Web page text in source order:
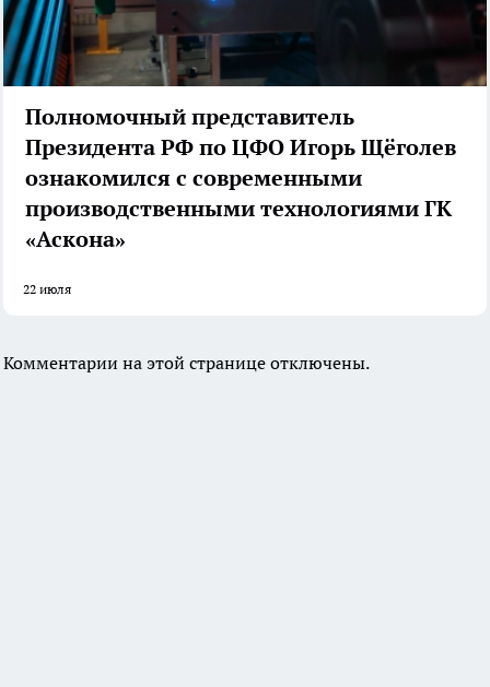
Полномочный представитель
Президента РФ по ЦФО Игорь Щёголев
ознакомился с современными
производственными технологиями ГК
«Аскона»
22 июля
Комментарии на этой странице отключены.